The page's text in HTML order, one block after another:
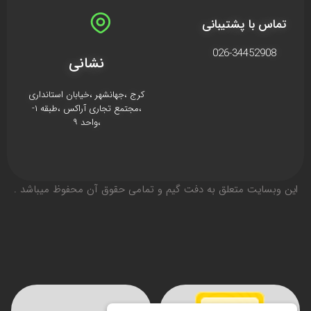
تماس با پشتیبانی
026-34452908 نشانی
کرج ،جهانشهر ،خیابان استانداری
،مجتمع تجاری آراکس ،طبقه ۱-
،واحد ۹
اين وبسايت متعلق به دفت گیم و تمامی حقوق آن محفوظ ميباشد .